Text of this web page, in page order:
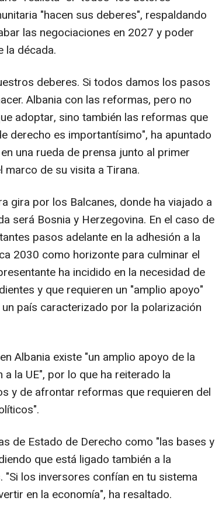
"hacen sus deberes", respaldando
las negociaciones en 2027 y poder
la década.
deberes. Si todos damos los pasos
Albania con las reformas, pero no
adoptar, sino también las reformas que
derecho es importantísimo", ha apuntado
una rueda de prensa junto al primer
marco de su visita a Tirana.
gira por los Balcanes, donde ha viajado a
será Bosnia y Herzegovina. En el caso de
pasos adelante en la adhesión a la
2030 como horizonte para culminar el
ha incidido en la necesidad de
y que requieren un "amplio apoyo"
país caracterizado por la polarización
Albania existe "un amplio apoyo de la
la UE", por lo que ha reiterado la
y de afrontar reformas que requieren del
de Estado de Derecho como "las bases y
que está ligado también a la
los inversores confían en tu sistema
en la economía", ha resaltado.